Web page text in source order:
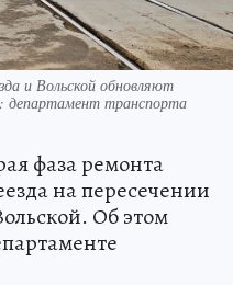
и Вольской обновляют
департамент транспорта
фаза ремонта
на пересечении
Об этом